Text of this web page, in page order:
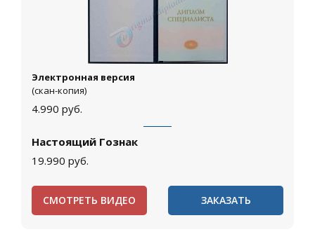
Электронная версия
(скан-копия)
4.990 руб.
Настоящий Гознак
19.990 руб.
СМОТРЕТЬ ВИДЕО ЗАКАЗАТЬ